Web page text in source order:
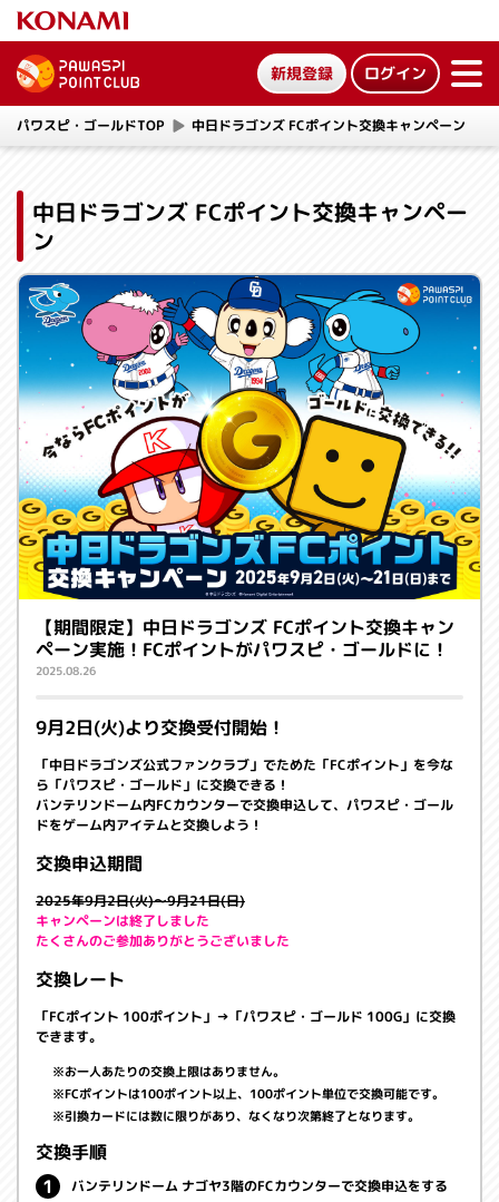
新規登録 ログイン
ME
NU
パワスピ・ゴールドTOP 中日ドラゴンズ FCポイント交換キャンペーン
中日ドラゴンズ FCポイント交換キャンペー
ン
【期間限定】中日ドラゴンズ FCポイント交換キャン
ペーン実施！FCポイントがパワスピ・ゴールドに！
2025.08.26
9月2日(火)より交換受付開始！
「中日ドラゴンズ公式ファンクラブ」でためた「FCポイント」を今な
ら「パワスピ・ゴールド」に交換できる！
バンテリンドーム内FCカウンターで交換申込して、パワスピ・ゴール
ドをゲーム内アイテムと交換しよう！
交換申込期間
2025年9月2日(火)～9月21日(日)
キャンペーンは終了しました
たくさんのご参加ありがとうございました
交換レート
「FCポイント 100ポイント」→「パワスピ・ゴールド 100G」に交換
できます。
お一人あたりの交換上限はありません。
FCポイントは100ポイント以上、100ポイント単位で交換可能です。
引換カードには数に限りがあり、なくなり次第終了となります。
交換手順
バンテリンドーム ナゴヤ3階のFCカウンターで交換申込をする